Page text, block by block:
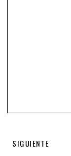
SIGUIENTE